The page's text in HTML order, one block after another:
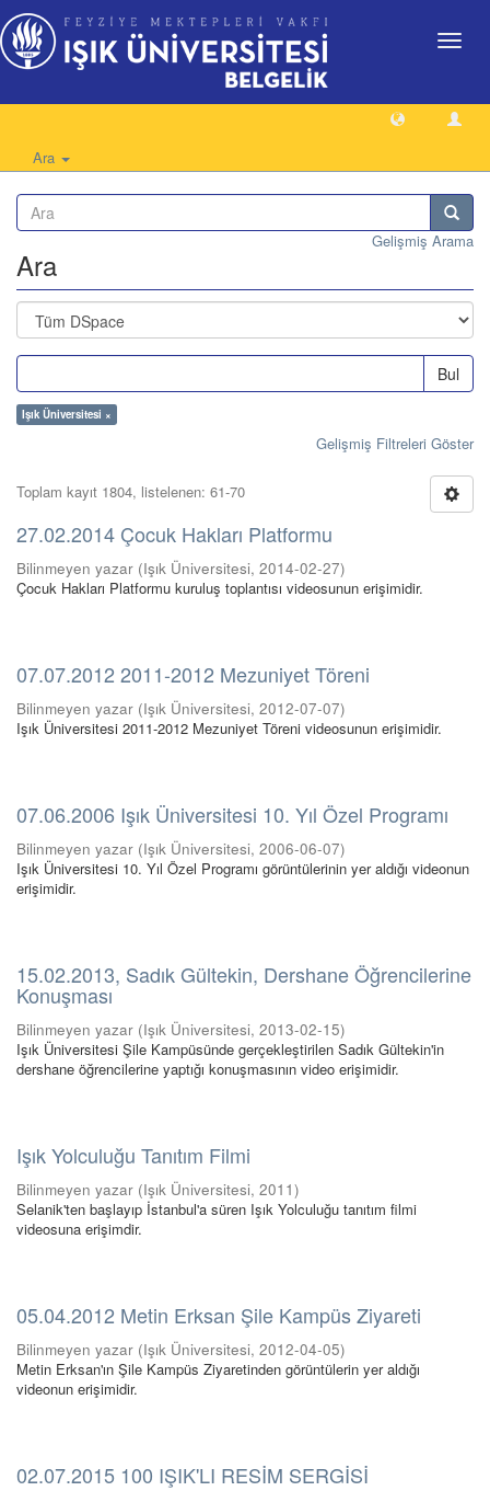
Geçiş
Ara
Gelişmiş Arama
Ara
Bul
Işık Üniversitesi ×
Gelişmiş Filtreleri Göster
Toplam kayıt 1804, listelenen: 61-70
27.02.2014 Çocuk Hakları Platformu
Bilinmeyen yazar (Işık Üniversitesi, 2014-02-27)
Çocuk Hakları Platformu kuruluş toplantısı videosunun erişimidir.
07.07.2012 2011-2012 Mezuniyet Töreni
Bilinmeyen yazar (Işık Üniversitesi, 2012-07-07)
Işık Üniversitesi 2011-2012 Mezuniyet Töreni videosunun erişimidir.
07.06.2006 Işık Üniversitesi 10. Yıl Özel Programı
Bilinmeyen yazar (Işık Üniversitesi, 2006-06-07)
Işık Üniversitesi 10. Yıl Özel Programı görüntülerinin yer aldığı videonun
erişimidir.
15.02.2013, Sadık Gültekin, Dershane Öğrencilerine
Konuşması
Bilinmeyen yazar (Işık Üniversitesi, 2013-02-15)
Işık Üniversitesi Şile Kampüsünde gerçekleştirilen Sadık Gültekin'in
dershane öğrencilerine yaptığı konuşmasının video erişimidir.
Işık Yolculuğu Tanıtım Filmi
Bilinmeyen yazar (Işık Üniversitesi, 2011)
Selanik'ten başlayıp İstanbul'a süren Işık Yolculuğu tanıtım filmi
videosuna erişimdir.
05.04.2012 Metin Erksan Şile Kampüs Ziyareti
Bilinmeyen yazar (Işık Üniversitesi, 2012-04-05)
Metin Erksan'ın Şile Kampüs Ziyaretinden görüntülerin yer aldığı
videonun erişimidir.
02.07.2015 100 IŞIK'LI RESİM SERGİSİ